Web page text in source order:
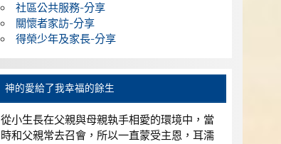
社區公共服務-分享
關懷者家訪-分享
得榮少年及家長-分享
神的愛給了我幸福的餘生
從小生長在父親與母親執手相愛的環境中，當
時和父親常去召會，所以一直蒙受主恩，耳濡